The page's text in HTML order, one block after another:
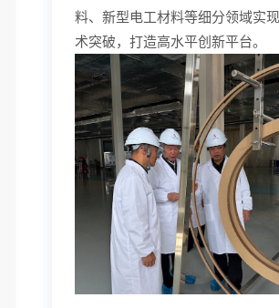
料、新型电工材料等细分领域实
术突破，打造高水平创新平台。